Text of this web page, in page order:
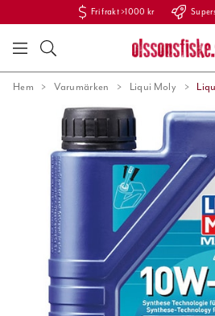
Fri frakt >1000 kr
Hem Varumärken Liqui Moly